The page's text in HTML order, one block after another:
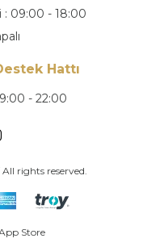
: 09:00 - 18:00
Hattı
- 22:00
All rights reserved.
Store